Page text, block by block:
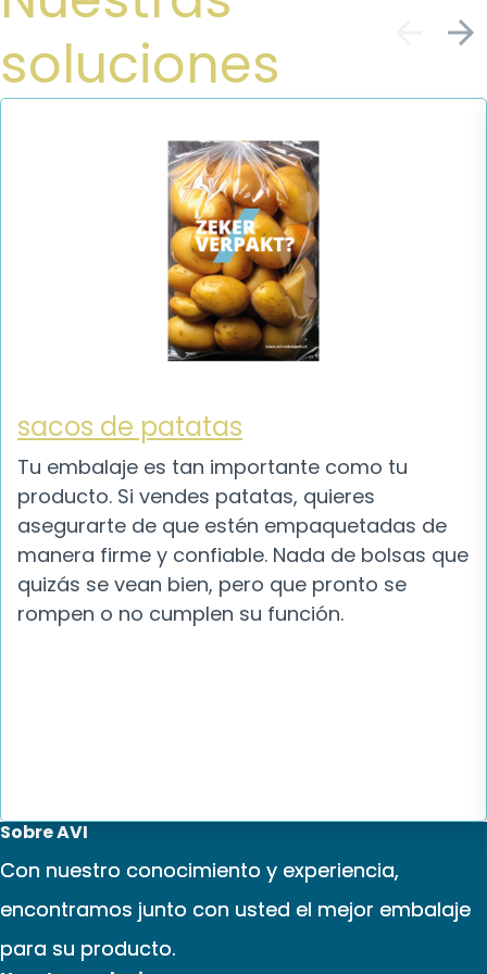
soluciones
sacos de patatas
Tu embalaje es tan importante como tu
producto. Si vendes patatas, quieres
asegurarte de que estén empaquetadas de
manera firme y confiable. Nada de bolsas que
quizás se vean bien, pero que pronto se
rompen o no cumplen su función.
Sobre AVI
Con nuestro conocimiento y experiencia,
encontramos junto con usted el mejor embalaje
para su producto.